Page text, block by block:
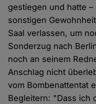
gestiegen und hatte
sonstigen
Saal verlassen, um
Sonderzug nach
noch an seinem
Anschlag nicht
vom Bombenattentat
Begleitern: "Dass ich